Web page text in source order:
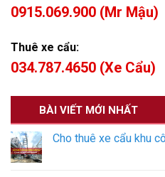
0915.069.900 (Mr Mậu)
Thuê xe cẩu:
034.787.4650 (Xe Cẩu)
BÀI VIẾT MỚI NHẤT
Cho thuê xe cẩu khu